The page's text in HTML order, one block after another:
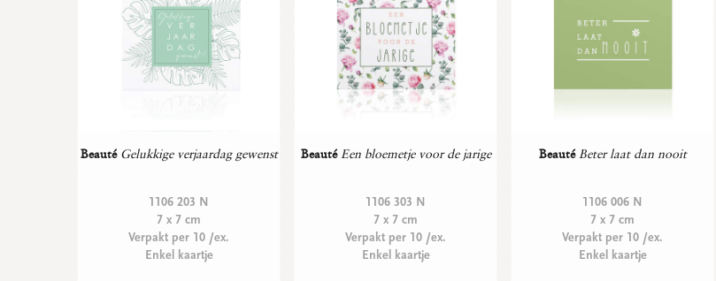
Beauté Gelukkige verjaardag gewenst
1106 203 N
7 x 7 cm
Verpakt per 10 /ex.
Enkel kaartje
Beauté Een bloemetje voor de jarige
1106 303 N
7 x 7 cm
Verpakt per 10 /ex.
Enkel kaartje
Beauté Beter laat dan nooit
1106 006 N
7 x 7 cm
Verpakt per 10 /ex.
Enkel kaartje